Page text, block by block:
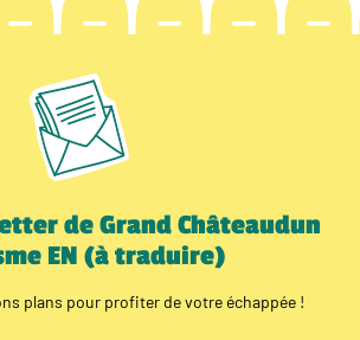
de Grand Châteaudun
EN (à traduire)
plans pour profiter de votre échappée !